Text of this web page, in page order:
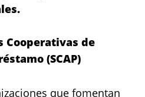
Cooperativas de
(SCAP)
que fomentan